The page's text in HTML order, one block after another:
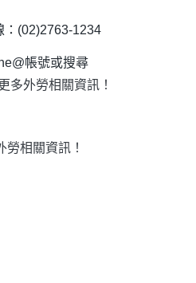
：(02)2763-1234
帳號或搜尋
多外勞相關資訊！
勞相關資訊！